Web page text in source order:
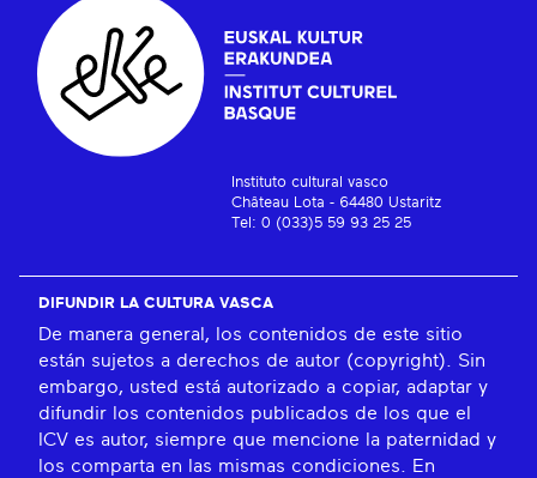
Instituto cultural vasco
Château Lota - 64480 Ustaritz
Tel: 0 (033)5 59 93 25 25
DIFUNDIR LA CULTURA VASCA
De manera general, los contenidos de este sitio
están sujetos a derechos de autor (copyright). Sin
embargo, usted está autorizado a copiar, adaptar y
difundir los contenidos publicados de los que el
ICV es autor, siempre que mencione la paternidad y
los comparta en las mismas condiciones. En